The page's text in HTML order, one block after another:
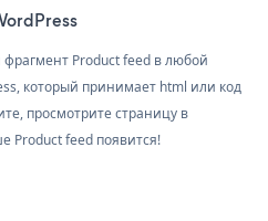
Product feed в любой
который принимает html или код
просмотрите страницу в
Product feed появится!